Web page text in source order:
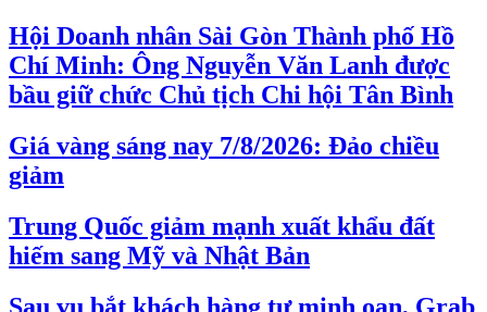
Hội Doanh nhân Sài Gòn Thành phố Hồ
Chí Minh: Ông Nguyễn Văn Lanh được
bầu giữ chức Chủ tịch Chi hội Tân Bình
Giá vàng sáng nay 7/8/2026: Đảo chiều
giảm
Trung Quốc giảm mạnh xuất khẩu đất
hiếm sang Mỹ và Nhật Bản
Sau vụ bắt khách hàng tự minh oan, Grab